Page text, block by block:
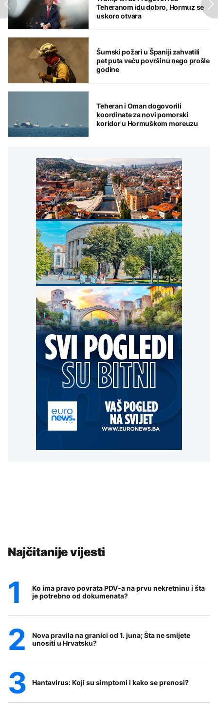
Teheranom idu dobro, Hormuz se
uskoro otvara
Šumski požari u Španiji zahvatili
pet puta veću površinu nego prošle
godine
Teheran i Oman dogovorili
koordinate za novi pomorski
koridor u Hormuškom moreuzu
Najčitanije vijesti
Ko ima pravo povrata PDV-a na prvu nekretninu i šta
je potrebno od dokumenata?
Nova pravila na granici od 1. juna; Šta ne smijete
unositi u Hrvatsku?
Hantavirus: Koji su simptomi i kako se prenosi?